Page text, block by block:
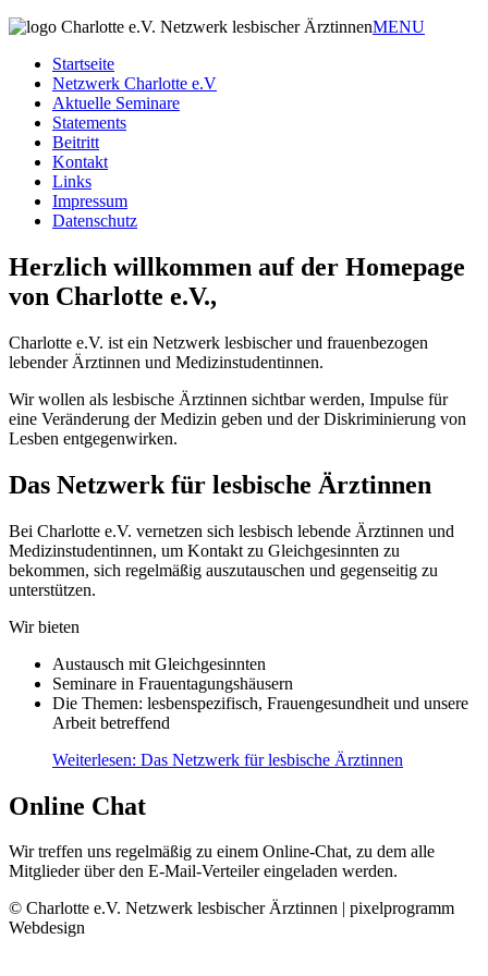
MENU
Startseite
Netzwerk Charlotte e.V
Aktuelle Seminare
Statements
Beitritt
Kontakt
Links
Impressum
Datenschutz
Herzlich willkommen auf der Homepage
von Charlotte e.V.,
Charlotte e.V. ist ein Netzwerk lesbischer und frauenbezogen
lebender Ärztinnen und Medizinstudentinnen.
Wir wollen als lesbische Ärztinnen sichtbar werden, Impulse für
eine Veränderung der Medizin geben und der Diskriminierung von
Lesben entgegenwirken.
Das Netzwerk für lesbische Ärztinnen
Bei Charlotte e.V. vernetzen sich lesbisch lebende Ärztinnen und
Medizinstudentinnen, um Kontakt zu Gleichgesinnten zu
bekommen, sich regelmäßig auszutauschen und gegenseitig zu
unterstützen.
Wir bieten
Austausch mit Gleichgesinnten
Seminare in Frauentagungshäusern
Die Themen: lesbenspezifisch, Frauengesundheit und unsere
Arbeit betreffend
Weiterlesen: Das Netzwerk für lesbische Ärztinnen
Online Chat
Wir treffen uns regelmäßig zu einem Online-Chat, zu dem alle
Mitglieder über den E-Mail-Verteiler eingeladen werden.
© Charlotte e.V. Netzwerk lesbischer Ärztinnen | pixelprogramm
Webdesign